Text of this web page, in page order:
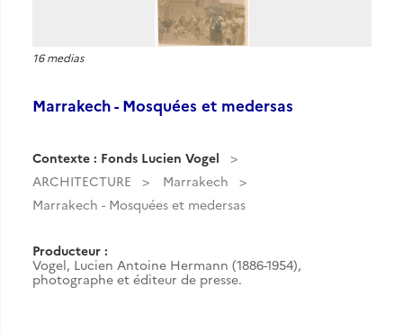
16 medias
Marrakech - Mosquées et medersas
Contexte : Fonds Lucien Vogel
ARCHITECTURE
Marrakech
Marrakech - Mosquées et medersas
Producteur :
Vogel, Lucien Antoine Hermann (1886-1954),
photographe et éditeur de presse.